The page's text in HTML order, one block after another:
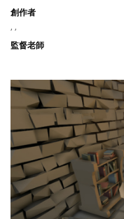
創作者
, ,
監督老師